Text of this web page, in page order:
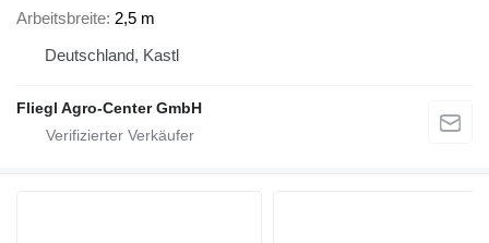
Arbeitsbreite 2,5 m
Deutschland, Kastl
Fliegl Agro-Center GmbH